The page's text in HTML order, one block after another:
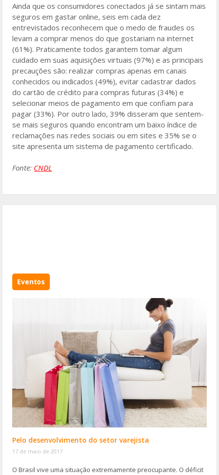
Ainda que os consumidores conectados já se sintam mais
seguros em gastar online, seis em cada dez
entrevistados reconhecem que o medo de fraudes os
levam a comprar menos do que gostariam na internet
(61%). Praticamente todos garantem tomar algum
cuidado em suas aquisições virtuais (97%) e as principais
precauções são: realizar compras apenas em canais
conhecidos ou indicados (49%), evitar cadastrar dados
do cartão de crédito para compras futuras (34%) e
selecionar meios de pagamento em que confiam para
pagar (33%). Por outro lado, 39% disseram que sentem-
se mais seguros quando encontram um baixo índice de
reclamações nas redes sociais ou em sites e 35% se o
site apresenta um sistema de pagamento certificado.
Fonte: CNDL
Eventos
Pelo desenvolvimento do setor varejista
17 de maio de 2017
O Brasil vive uma situação extremamente preocupante. O déficit